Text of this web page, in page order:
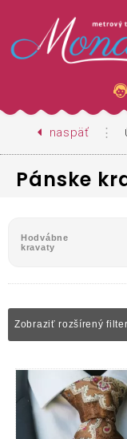
naspäť ⋮
Pánske
Hodvábne
kravaty
Zobraziť rozšírený